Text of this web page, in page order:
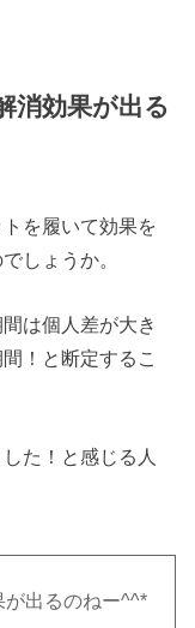
消効果が出る
を履いて効果を
しょうか。
は個人差が大き
！と断定するこ
た！と感じる人
が出るのねー^^*